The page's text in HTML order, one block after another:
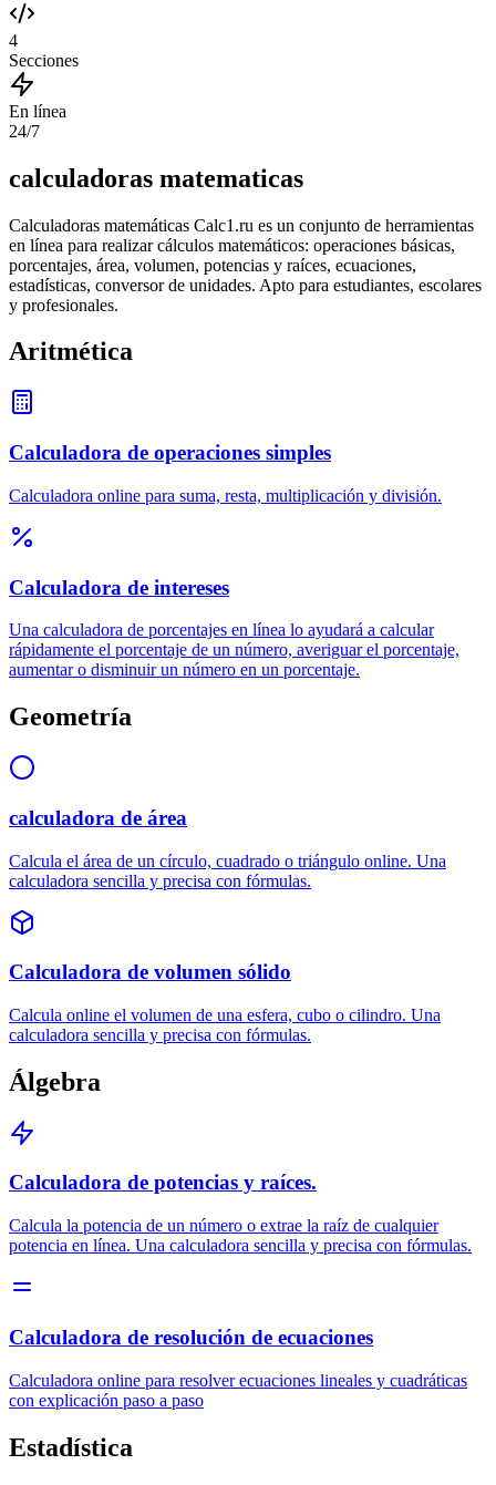
4
Secciones
En línea
24/7
calculadoras matematicas
Calculadoras matemáticas Calc1.ru es un conjunto de herramientas
en línea para realizar cálculos matemáticos: operaciones básicas,
porcentajes, área, volumen, potencias y raíces, ecuaciones,
estadísticas, conversor de unidades. Apto para estudiantes, escolares
y profesionales.
Aritmética
Calculadora de operaciones simples
Calculadora online para suma, resta, multiplicación y división.
Calculadora de intereses
Una calculadora de porcentajes en línea lo ayudará a calcular
rápidamente el porcentaje de un número, averiguar el porcentaje,
aumentar o disminuir un número en un porcentaje.
Geometría
calculadora de área
Calcula el área de un círculo, cuadrado o triángulo online. Una
calculadora sencilla y precisa con fórmulas.
Calculadora de volumen sólido
Calcula online el volumen de una esfera, cubo o cilindro. Una
calculadora sencilla y precisa con fórmulas.
Álgebra
Calculadora de potencias y raíces.
Calcula la potencia de un número o extrae la raíz de cualquier
potencia en línea. Una calculadora sencilla y precisa con fórmulas.
Calculadora de resolución de ecuaciones
Calculadora online para resolver ecuaciones lineales y cuadráticas
con explicación paso a paso
Estadística